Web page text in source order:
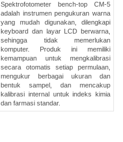
Spektrofotometer bench-top CM-5
adalah instrumen pengukuran warna
yang mudah digunakan, dilengkapi
keyboard dan layar LCD berwarna,
sehingga tidak memerlukan
komputer. Produk ini memiliki
kemampuan untuk mengkalibrasi
secara otomatis setiap permulaan,
mengukur berbagai ukuran dan
bentuk sampel, dan mencakup
kalibrasi internal untuk indeks kimia
dan farmasi standar.